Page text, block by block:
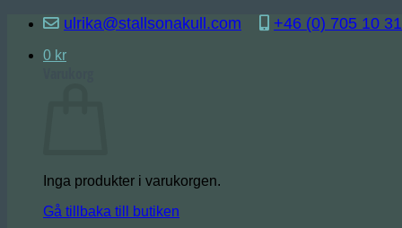
Skip
content
ulrika@stallsonakull.com +46 (0) 705 10
0 kr
Inga produkter i varukorgen.
Gå tillbaka till butiken